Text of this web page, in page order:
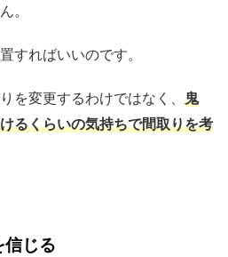
。
すればいいのです。
を変更するわけではなく、 鬼
るくらいの気持ちで間取りを考
信じる